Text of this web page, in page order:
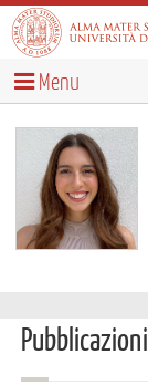
Menu
Pubblicazioni